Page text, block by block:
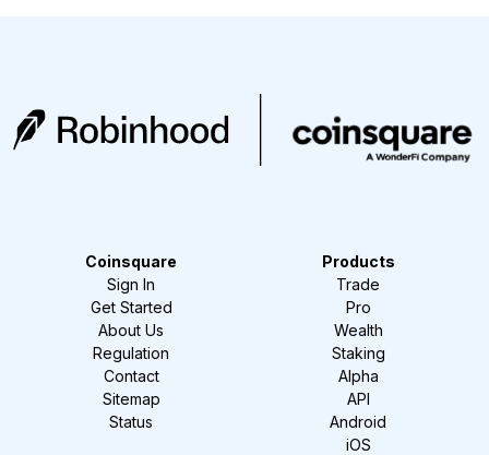
Coinsquare
Sign In
Get Started
About Us
Regulation
Contact
Sitemap
Status
Products
Trade
Pro
Wealth
Staking
Alpha
API
Android
iOS